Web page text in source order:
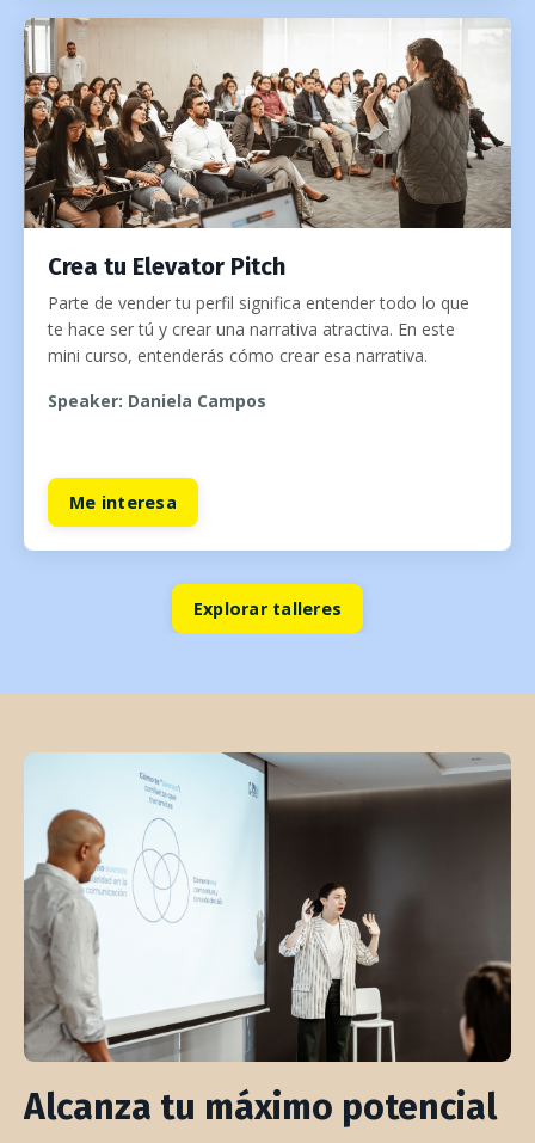
Crea tu Elevator Pitch
Parte de vender tu perfil significa entender todo lo que
te hace ser tú y crear una narrativa atractiva. En este
mini curso, entenderás cómo crear esa narrativa.
Speaker: Daniela Campos
Me interesa
Explorar talleres
Alcanza tu máximo potencial